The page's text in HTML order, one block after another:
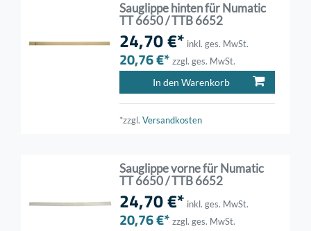
Sauglippe hinten für Numatic
TT 6650 / TTB 6652
24,70 €* inkl. ges. MwSt.
20,76 €* zzgl. ges. MwSt.
In den Warenkorb
*zzgl.Versandkosten
Sauglippe vorne für Numatic
TT 6650 / TTB 6652
24,70 €* inkl. ges. MwSt.
20,76 €* zzgl. ges. MwSt.